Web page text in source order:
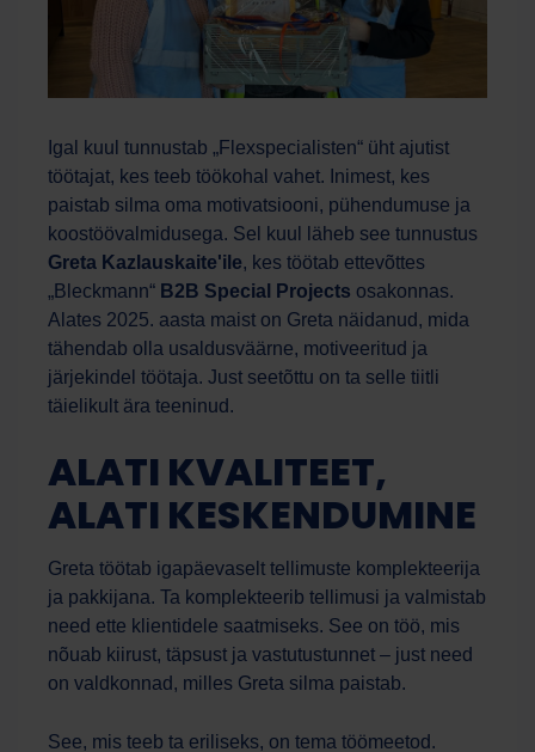
Igal kuul tunnustab „Flexspecialisten“ üht ajutist
töötajat, kes teeb töökohal vahet. Inimest, kes
paistab silma oma motivatsiooni, pühendumuse ja
koostöövalmidusega. Sel kuul läheb see tunnustus
Greta Kazlauskaite'ile, kes töötab ettevõttes
„Bleckmann“ B2B Special Projects osakonnas.
Alates 2025. aasta maist on Greta näidanud, mida
tähendab olla usaldusväärne, motiveeritud ja
järjekindel töötaja. Just seetõttu on ta selle tiitli
täielikult ära teeninud.
ALATI KVALITEET,
ALATI KESKENDUMINE
Greta töötab igapäevaselt tellimuste komplekteerija
ja pakkijana. Ta komplekteerib tellimusi ja valmistab
need ette klientidele saatmiseks. See on töö, mis
nõuab kiirust, täpsust ja vastutustunnet – just need
on valdkonnad, milles Greta silma paistab.
See, mis teeb ta eriliseks, on tema töömeetod.